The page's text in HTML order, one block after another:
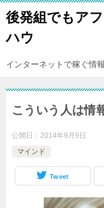
後発組でもア
ハウ
インターネットで稼ぐ情
こういう人は情
公開日： 2014年9月9日
マインド
Tweet